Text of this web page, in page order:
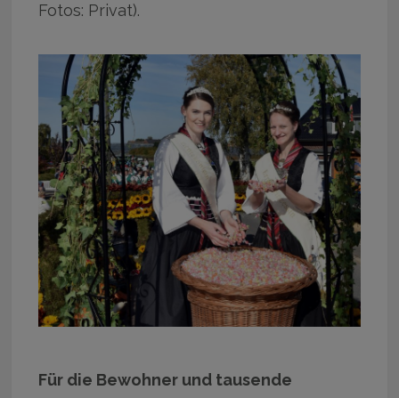
Fotos: Privat).
Für die Bewohner und tausende